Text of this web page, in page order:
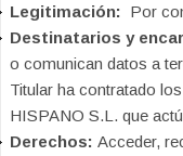
Legitimación: Por
Destinatarios y
o comunican datos a
Titular ha contratado
HISPANO S.L. que
Derechos: Acceder,